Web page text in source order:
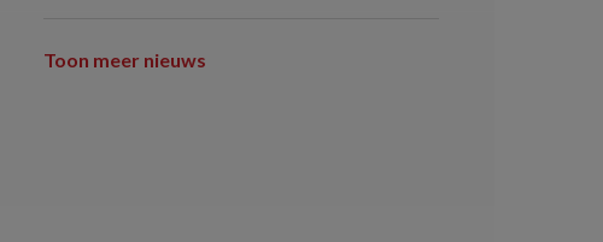
Toon meer nieuws